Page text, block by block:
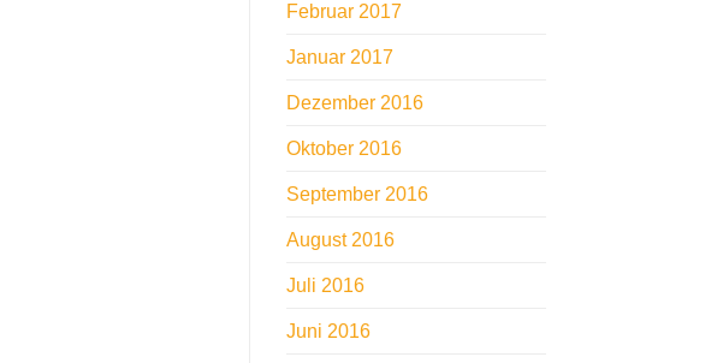
Februar 2017
Januar 2017
Dezember 2016
Oktober 2016
September 2016
August 2016
Juli 2016
Juni 2016